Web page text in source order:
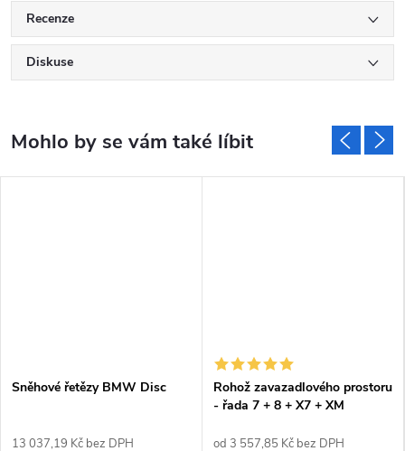
Recenze
Diskuse
Sněhové řetězy BMW Disc
13 037,19 Kč bez DPH
Rohož zavazadlového prostoru
- řada 7 + 8 + X7 + XM
od 3 557,85 Kč bez DPH